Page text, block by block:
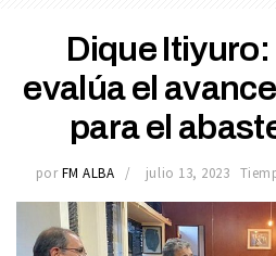
Dique
evalúa el
para el
por FM ALBA julio 13, 2023